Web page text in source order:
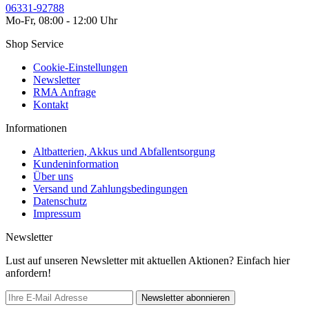
06331-92788
Mo-Fr, 08:00 - 12:00 Uhr
Shop Service
Cookie-Einstellungen
Newsletter
RMA Anfrage
Kontakt
Informationen
Altbatterien, Akkus und Abfallentsorgung
Kundeninformation
Über uns
Versand und Zahlungsbedingungen
Datenschutz
Impressum
Newsletter
Lust auf unseren Newsletter mit aktuellen Aktionen? Einfach hier
anfordern!
Newsletter abonnieren